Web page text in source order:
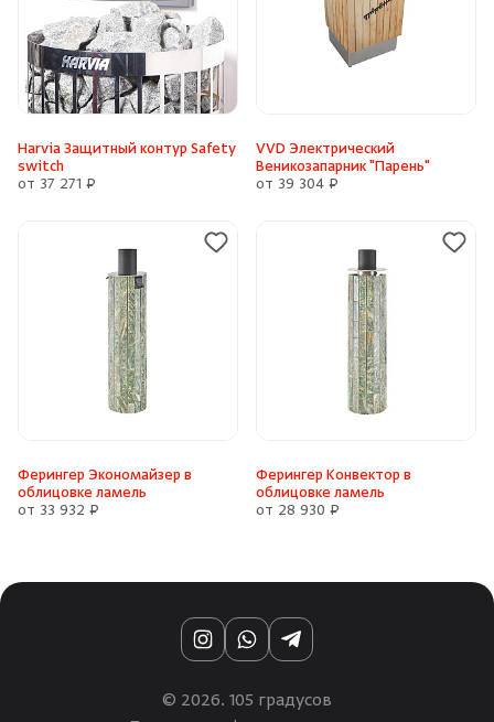
Harvia Защитный контур Safety
switch
от 37 271 ₽
VVD Электрический
Веникозапарник "Парень"
от 39 304 ₽
Ферингер Экономайзер в
облицовке ламель
от 33 932 ₽
Ферингер Конвектор в
облицовке ламель
от 28 930 ₽
InstagramWhatsAppTelegram
© 2026. 105 градусов